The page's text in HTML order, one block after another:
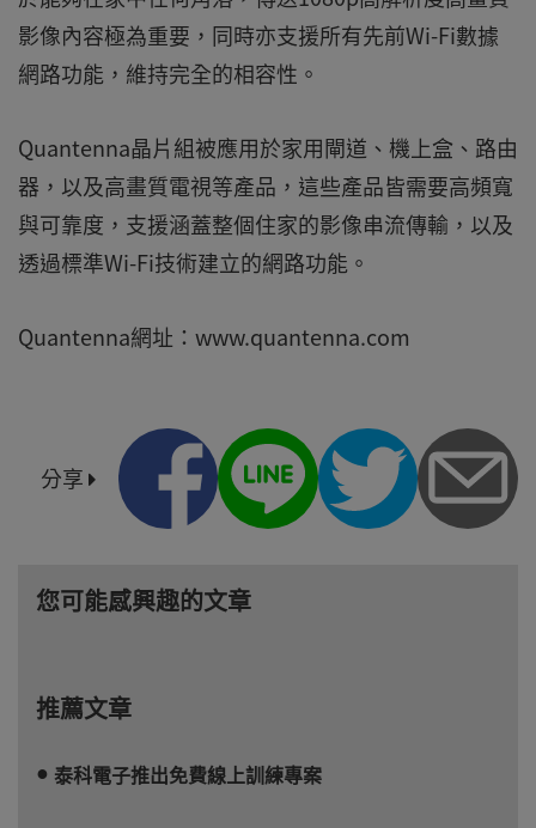
影像內容極為重要，同時亦支援所有先前Wi-Fi數據
網路功能，維持完全的相容性。
Quantenna晶片組被應用於家用閘道、機上盒、路由
器，以及高畫質電視等產品，這些產品皆需要高頻寬
與可靠度，支援涵蓋整個住家的影像串流傳輸，以及
透過標準Wi-Fi技術建立的網路功能。
Quantenna網址：www.quantenna.com
分享
您可能感興趣的文章
推薦文章
泰科電子推出免費線上訓練專案